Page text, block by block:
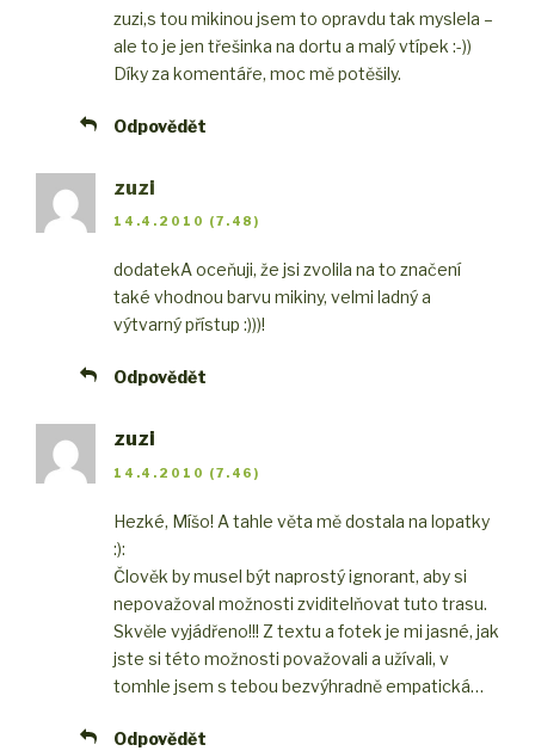
zuzi,s tou mikinou jsem to opravdu tak myslela –
ale to je jen třešinka na dortu a malý vtípek :-))
Díky za komentáře, moc mě potěšily.
Odpovědět
zuzi
14.4.2010 (7.48)
dodatekA oceňuji, že jsi zvolila na to značení
také vhodnou barvu mikiny, velmi ladný a
výtvarný přístup :)))!
Odpovědět
zuzi
14.4.2010 (7.46)
Hezké, Míšo! A tahle věta mě dostala na lopatky
:):
Člověk by musel být naprostý ignorant, aby si
nepovažoval možnosti zviditelňovat tuto trasu.
Skvěle vyjádřeno!!! Z textu a fotek je mi jasné, jak
jste si této možnosti považovali a užívali, v
tomhle jsem s tebou bezvýhradně empatická…
Odpovědět